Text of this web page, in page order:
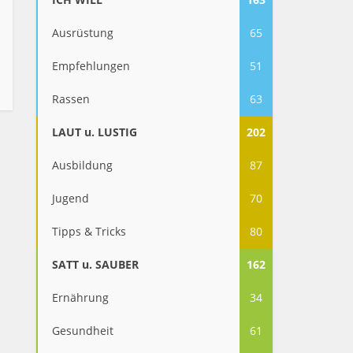
Ausrüstung 65
Empfehlungen 51
Rassen 63
LAUT u. LUSTIG 202
Ausbildung 87
Jugend 70
Tipps & Tricks 80
SATT u. SAUBER 162
Ernährung 34
Gesundheit 61